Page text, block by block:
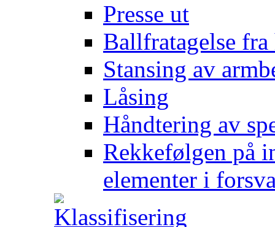
Presse ut
Ballfratagelse fra
Stansing av
Låsing
Håndtering av
Rekkefølgen på
elementer i